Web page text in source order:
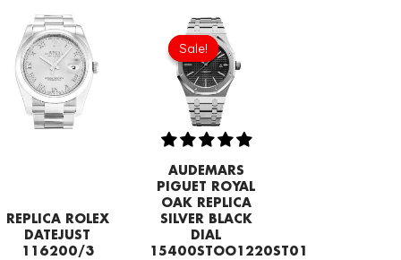
REPLICA ROLEX
DATEJUST
116200/3
Sale!
Sale!
AUDEMARS
PIGUET ROYAL
OAK REPLICA
SILVER BLACK
DIAL
15400STOO1220ST01
Original
price
was:
£301.00.